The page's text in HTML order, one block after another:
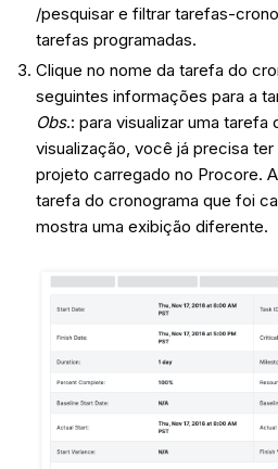
/pesquisar e filtrar tarefas-
tarefas programadas.
Clique no nome da tarefa do
seguintes informações para a
Obs.: para visualizar uma tarefa
visualização, você já precisa
projeto carregado no Procore.
tarefa do cronograma que foi
mostra uma exibição diferente.